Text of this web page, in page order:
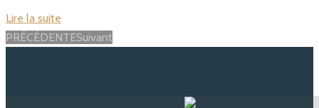
Lire la suite
Posts
PRÉCÉDENTESuivant